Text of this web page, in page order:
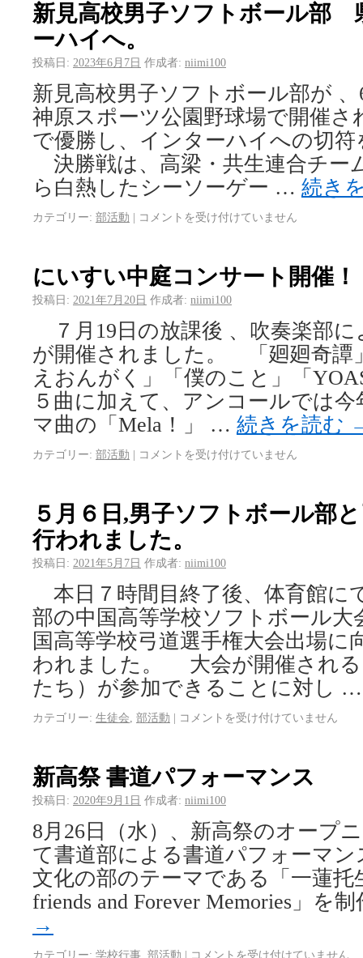
新見高校男子ソフトボール部
ーハイへ。
投稿日: 2023年6月7日 作成者: niimi100
新見高校男子ソフトボール部が
神原スポーツ公園野球場で開催さ
で優勝し、インターハイへの切
決勝戦は、高梁・共生連合チー
ら白熱したシーソーゲー … 続き
カテゴリー: 部活動 | コメントを受け付けていません
にいすい中庭コンサート開催！
投稿日: 2021年7月20日 作成者: niimi100
７月19日の放課後 、吹奏楽部
が開催されました。 「廻廻奇譚
えおんがく」「僕のこと」「
５曲に加えて、アンコールでは
マ曲の「Mela！」 … 続きを読む
カテゴリー: 部活動 | コメントを受け付けていません
５月６日,男子ソフトボール部
行われました。
投稿日: 2021年5月7日 作成者: niimi100
本日７時間目終了後、体育館に
部の中国高等学校ソフトボール大
国高等学校弓道選手権大会出場に
われました。 大会が開催される
たち）が参加できることに対し
カテゴリー: 生徒会 部活動 | コメントを受け付けていません
新高祭 書道パフォーマンス
投稿日: 2020年9月1日 作成者: niimi100
8月26日（水）、新高祭のオープ
て書道部による書道パフォーマ
文化の部のテーマである「一蓮
friends and Forever Memories」を
→
カテゴリー: 学校行事 部活動 | コメントを受け付けていません